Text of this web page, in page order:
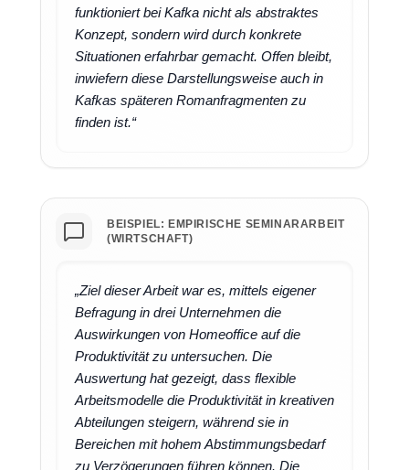
funktioniert bei Kafka nicht als abstraktes
Konzept, sondern wird durch konkrete
Situationen erfahrbar gemacht. Offen bleibt,
inwiefern diese Darstellungsweise auch in
Kafkas späteren Romanfragmenten zu
finden ist.“
BEISPIEL: EMPIRISCHE SEMINARARBEIT
(WIRTSCHAFT)
„Ziel dieser Arbeit war es, mittels eigener
Befragung in drei Unternehmen die
Auswirkungen von Homeoffice auf die
Produktivität zu untersuchen. Die
Auswertung hat gezeigt, dass flexible
Arbeitsmodelle die Produktivität in kreativen
Abteilungen steigern, während sie in
Bereichen mit hohem Abstimmungsbedarf
zu Verzögerungen führen können. Die